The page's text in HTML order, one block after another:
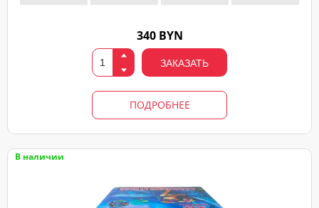
340 BYN
ЗАКАЗАТЬ
ПОДРОБНЕЕ
В наличии